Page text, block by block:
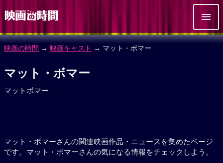
映画の時間 → 映画キャスト → マット・ボマー
マット・ボマー
マットボマー
マット・ボマーさんの関連映画作品・ニュースを集めたページ
です。マット・ボマーさんの気になる情報をチェックしよう。